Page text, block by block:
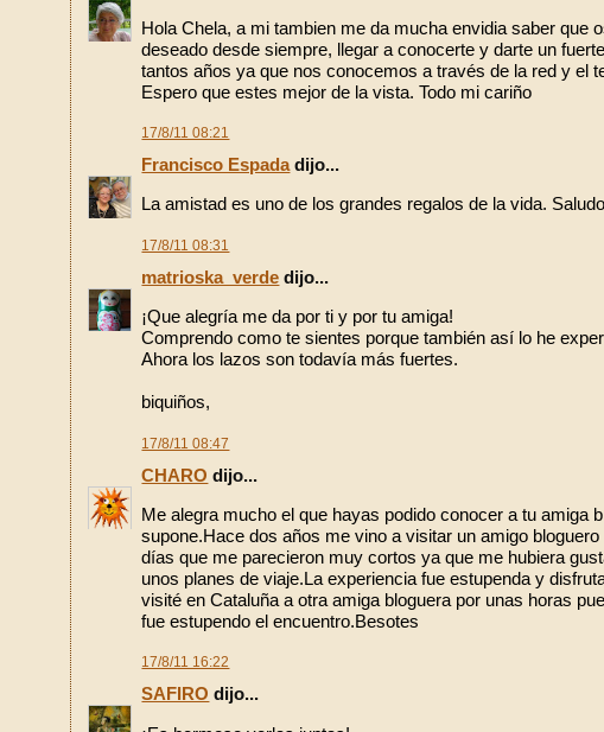
Hola Chela, a mi tambien me da mucha envidia saber que
deseado desde siempre, llegar a conocerte y darte un
tantos años ya que nos conocemos a través de la red y el
Espero que estes mejor de la vista. Todo mi cariño
17/8/11 08:21
Francisco Espadadijo...
La amistad es uno de los grandes regalos de la vida.
17/8/11 08:31
matrioska_verde dijo...
¡Que alegría me da por ti y por tu amiga!
Comprendo como te sientes porque también así lo he
Ahora los lazos son todavía más fuertes.
biquiños,
17/8/11 08:47
CHARO dijo...
Me alegra mucho el que hayas podido conocer a tu amiga
supone.Hace dos años me vino a visitar un amigo
días que me parecieron muy cortos ya que me hubiera
unos planes de viaje.La experiencia fue estupenda y
visité en Cataluña a otra amiga bloguera por unas horas
fue estupendo el encuentro.Besotes
17/8/11 16:22
SAFIRO dijo...